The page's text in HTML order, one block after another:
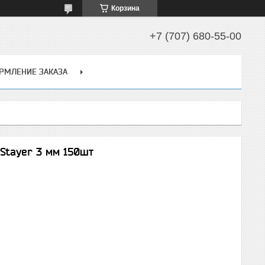
Корзина
+7 (707) 680-55-00
ЗАКАЗА
3 мм 150шт